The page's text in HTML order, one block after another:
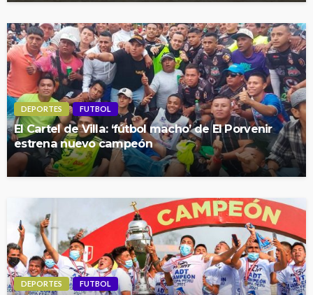
DEPORTES FUTBOL
El Cartel de Villa: ‘fútbol macho’ de El Porvenir
estrena nuevo campeón
DEPORTES FUTBOL